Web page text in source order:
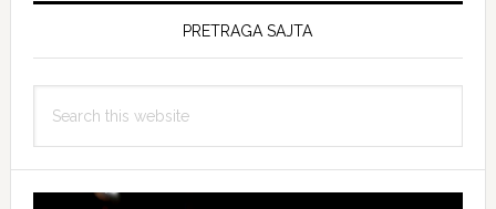
PRETRAGA SAJTA
this